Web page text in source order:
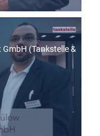
(Tankstelle &